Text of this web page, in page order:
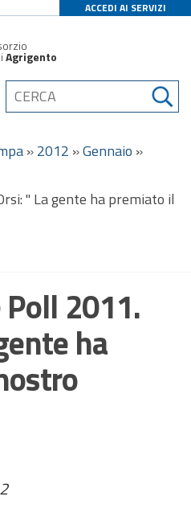
ACCEDI AI SERVIZI
Agrigento
»2012 »Gennaio »
" La gente ha premiato il
2011.
ha